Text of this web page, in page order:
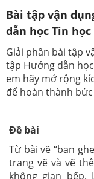
Bài tập vận
dẫn học Tin học
Giải phần bài tập
tập Hướng dẫn
em hãy mở rộng
để hoàn thành
Đề bài
Từ bài vẽ “ban
trang vẽ và vẽ
không gian bếp.